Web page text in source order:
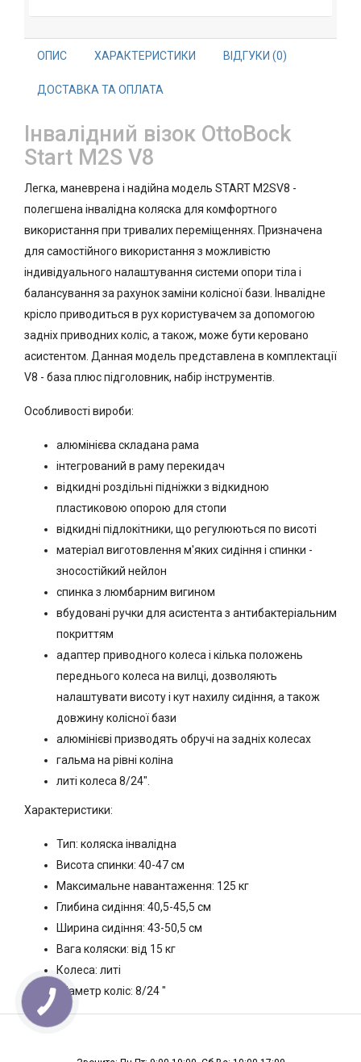
ОПИС ХАРАКТЕРИСТИКИ ВІДГУКИ (0)
ДОСТАВКА ТА ОПЛАТА
Інвалідний візок OttoBock
Start M2S V8
Легка, маневрена і надійна модель START M2SV8 -
полегшена інвалідна коляска для комфортного
використання при тривалих переміщеннях. Призначена
для самостійного використання з можливістю
індивідуального налаштування системи опори тіла і
балансування за рахунок заміни колісної бази. Інвалідне
крісло приводиться в рух користувачем за допомогою
задніх приводних коліс, а також, може бути керовано
асистентом. Данная модель представлена в комплектації
V8 - база плюс підголовник, набір інструментів.
Особливості вироби:
алюмінієва складана рама
інтегрований в раму перекидач
відкидні роздільні підніжки з відкидною
пластиковою опорою для стопи
відкидні підлокітники, що регулюються по висоті
матеріал виготовлення м'яких сидіння і спинки -
зносостійкий нейлон
спинка з люмбарним вигином
вбудовані ручки для асистента з антибактеріальним
покриттям
адаптер приводного колеса і кілька положень
переднього колеса на вилці, дозволяють
налаштувати висоту і кут нахилу сидіння, а також
довжину колісної бази
алюмінієві призводять обручі на задніх колесах
гальма на рівні коліна
литі колеса 8/24".
Характеристики:
Тип: коляска інвалідна
Висота спинки: 40-47 см
Максимальне навантаження: 125 кг
Глибина сидіння: 40,5-45,5 см
Ширина сидіння: 43-50,5 см
Вага коляски: від 15 кг
Колеса: литі
Діаметр коліс: 8/24 "